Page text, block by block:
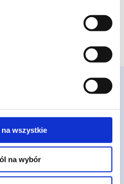
wszystkie
na wybór
nami telefonicznie
żadnych